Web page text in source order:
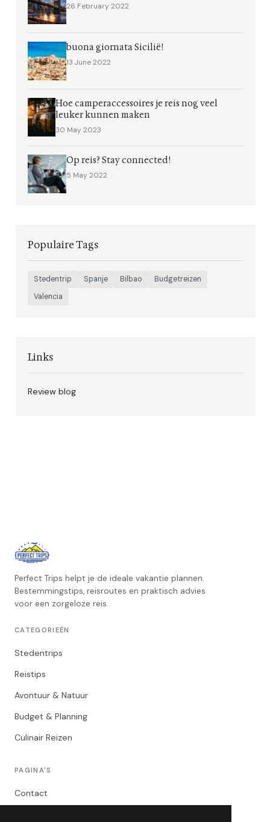
26 February 2022
buona giornata Sicilië!
13 June 2022
Hoe camperaccessoires je reis nog veel
leuker kunnen maken
30 May 2023
Op reis? Stay connected!
5 May 2022
Populaire Tags
Stedentrip Spanje Bilbao
Budgetreizen
Valencia
Links
Review blog
Perfect Trips helpt je de ideale vakantie plannen.
Bestemmingstips, reisroutes en praktisch advies
voor een zorgeloze reis.
CATEGORIEËN
Stedentrips
Reistips
Avontuur & Natuur
Budget & Planning
Culinair Reizen
PAGINA'S
Contact